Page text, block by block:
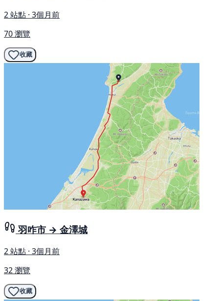
2 站點 · 3個月前
70 瀏覽
收藏
羽咋市 → 金澤城
2 站點 · 3個月前
32 瀏覽
收藏